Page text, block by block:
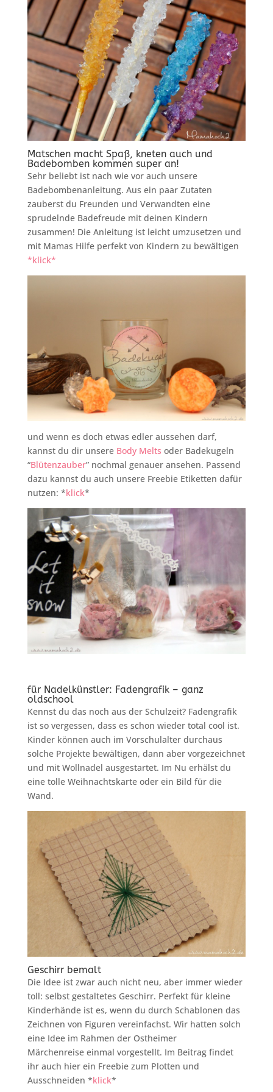
Matschen macht Spaß, kneten auch und
Badebomben kommen super an!
Sehr beliebt ist nach wie vor auch unsere
Badebombenanleitung. Aus ein paar Zutaten
zauberst du Freunden und Verwandten eine
sprudelnde Badefreude mit deinen Kindern
zusammen! Die Anleitung ist leicht umzusetzen und
mit Mamas Hilfe perfekt von Kindern zu bewältigen
*klick*
und wenn es doch etwas edler aussehen darf,
kannst du dir unsere Body Melts oder Badekugeln
“Blütenzauber” nochmal genauer ansehen. Passend
dazu kannst du auch unsere Freebie Etiketten dafür
nutzen: *klick*
für Nadelkünstler: Fadengrafik – ganz
oldschool
Kennst du das noch aus der Schulzeit? Fadengrafik
ist so vergessen, dass es schon wieder total cool ist.
Kinder können auch im Vorschulalter durchaus
solche Projekte bewältigen, dann aber vorgezeichnet
und mit Wollnadel ausgestartet. Im Nu erhälst du
eine tolle Weihnachtskarte oder ein Bild für die
Wand.
Geschirr bemalt
Die Idee ist zwar auch nicht neu, aber immer wieder
toll: selbst gestaltetes Geschirr. Perfekt für kleine
Kinderhände ist es, wenn du durch Schablonen das
Zeichnen von Figuren vereinfachst. Wir hatten solch
eine Idee im Rahmen der Ostheimer
Märchenreise einmal vorgestellt. Im Beitrag findet
ihr auch hier ein Freebie zum Plotten und
Ausschneiden *klick*